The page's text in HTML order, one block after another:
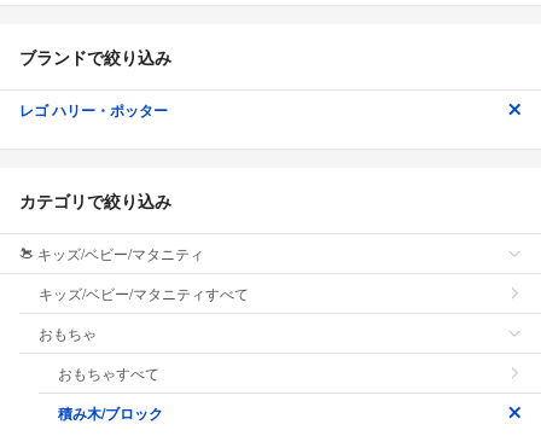
ブランドで絞り込み
レゴ ハリー・ポッター
カテゴリで絞り込み
キッズ/ベビー/マタニティ
キッズ/ベビー/マタニティすべて
おもちゃ
おもちゃすべて
積み木/ブロック